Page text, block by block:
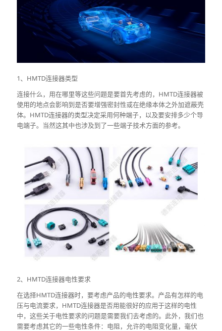
1、HMTD连接器类型
连接什么，用在哪里等这些问题是要首先考虑的，HMTD连接器被
使用的地点会影响到是否要增强密封性或在绝缘本体之外加遮蔽壳
体。HMTD连接器的类型决定采用何种端子，以及要安排多少个导
电端子。当然这其中也涉及到了一些端子技术方面的参考。
2、HMTD连接器电性要求
在选择HMTD连接器时，要考虑产品的电性要求。产品有怎样的电
压与电流要求，HMTD连接器是否用能很好的应用于这样的电性
中，这些关于电性要求的问题是需要我们去考虑的。此外，我们也
需要考虑其它的一些电性条件：电阻，允许的电阻变化量，毫伏